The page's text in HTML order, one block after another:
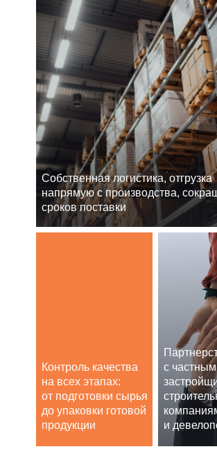
Контроль качества
на всех этапах:
от подготовки сырья
до упаковки готовой
продукции
Cобственная логистика, отгрузка
напрямую с производства,
сроков поставки
с
и